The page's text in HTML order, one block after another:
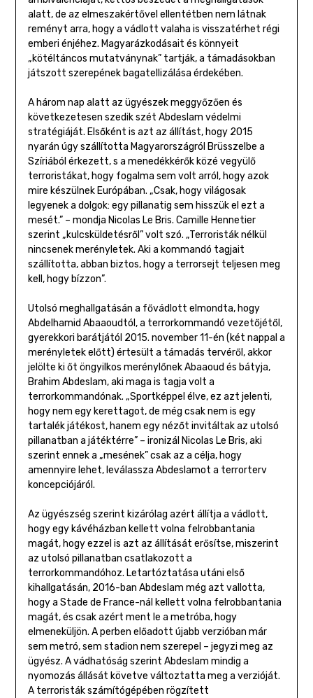
alatt, de az elmeszakértővel ellentétben nem látnak
reményt arra, hogy a vádlott valaha is visszatérhet régi
emberi énjéhez. Magyarázkodásait és könnyeit
„kötéltáncos mutatványnak” tartják, a támadásokban
játszott szerepének bagatellizálása érdekében.
A három nap alatt az ügyészek meggyőzően és
következetesen szedik szét Abdeslam védelmi
stratégiáját. Elsőként is azt az állítást, hogy 2015
nyarán úgy szállította Magyarországról Brüsszelbe a
Szíriából érkezett, s a menedékkérők közé vegyülő
terroristákat, hogy fogalma sem volt arról, hogy azok
mire készülnek Európában. „Csak, hogy világosak
legyenek a dolgok: egy pillanatig sem hisszük el ezt a
mesét.” – mondja Nicolas Le Bris. Camille Hennetier
szerint „kulcsküldetésről” volt szó. „Terroristák nélkül
nincsenek merényletek. Aki a kommandó tagjait
szállította, abban biztos, hogy a terrorsejt teljesen meg
kell, hogy bízzon”.
Utolsó meghallgatásán a fővádlott elmondta, hogy
Abdelhamid Abaaoudtól, a terrorkommandó vezetőjétől,
gyerekkori barátjától 2015. november 11-én (két nappal a
merényletek előtt) értesült a támadás tervéről, akkor
jelölte ki őt öngyilkos merénylőnek Abaaoud és bátyja,
Brahim Abdeslam, aki maga is tagja volt a
terrorkommandónak. „Sportképpel élve, ez azt jelenti,
hogy nem egy kerettagot, de még csak nem is egy
tartalék játékost, hanem egy nézőt invitáltak az utolsó
pillanatban a játéktérre” – ironizál Nicolas Le Bris, aki
szerint ennek a „mesének” csak az a célja, hogy
amennyire lehet, leválassza Abdeslamot a terrorterv
koncepciójáról.
Az ügyészség szerint kizárólag azért állítja a vádlott,
hogy egy kávéházban kellett volna felrobbantania
magát, hogy ezzel is azt az állítását erősítse, miszerint
az utolsó pillanatban csatlakozott a
terrorkommandóhoz. Letartóztatása utáni első
kihallgatásán, 2016-ban Abdeslam még azt vallotta,
hogy a Stade de France-nál kellett volna felrobbantania
magát, és csak azért ment le a metróba, hogy
elmeneküljön. A perben előadott újabb verzióban már
sem metró, sem stadion nem szerepel – jegyzi meg az
ügyész. A vádhatóság szerint Abdeslam mindig a
nyomozás állását követve változtatta meg a verzióját.
A terroristák számítógépében rögzített